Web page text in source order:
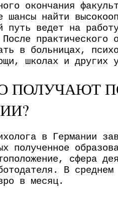
окончания
шансы найти
путь ведет на
практического
в больницах,
школах и других
ПОЛУЧАЮТ
в Германии
полученное
сфера
В среднем
в месяц.